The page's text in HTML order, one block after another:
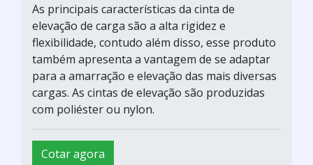
As principais características da cinta de
elevação de carga são a alta rigidez e
flexibilidade, contudo além disso, esse produto
também apresenta a vantagem de se adaptar
para a amarração e elevação das mais diversas
cargas. As cintas de elevação são produzidas
com poliéster ou nylon.
Cotar agora